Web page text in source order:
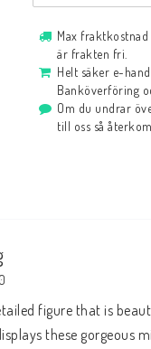
Max
är frakten fri.
Helt säker e-
Banköverföring
Om du undrar
till oss så
figure that is
these gorgeous